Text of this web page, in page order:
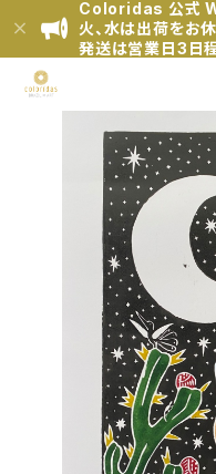
Coloridas 公式
火、水は出荷をお休
発送は営業日3日